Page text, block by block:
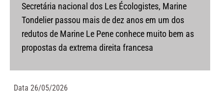
Secretária nacional dos Les Écologistes, Marine
Tondelier passou mais de dez anos em um dos
redutos de Marine Le Pene conhece muito bem as
propostas da extrema direita francesa
Data 26/05/2026